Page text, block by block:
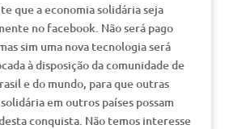
que a economia solidária seja
no facebook. Não será pago
sim uma nova tecnologia será
à disposição da comunidade de
e do mundo, para que outras
em outros países possam
conquista. Não temos interesse